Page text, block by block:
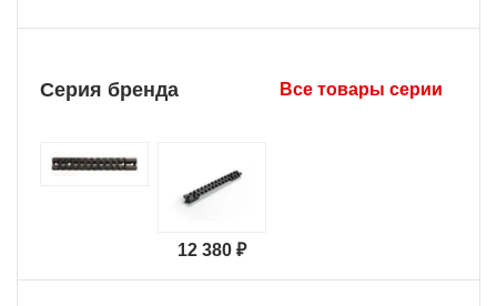
Серия бренда Все товары серии
12 380 ₽